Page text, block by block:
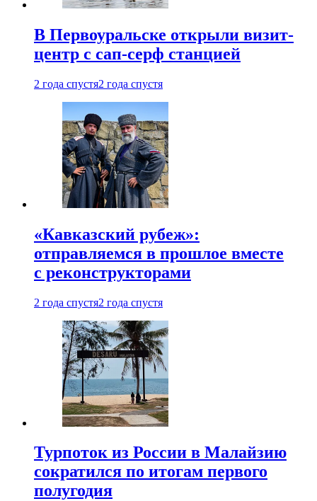
В Первоуральске открыли визит-
центр с сап-серф станцией
2 года спустя2 года спустя
«Кавказский рубеж»:
отправляемся в прошлое вместе
с реконструкторами
2 года спустя2 года спустя
Турпоток из России в Малайзию
сократился по итогам первого
полугодия